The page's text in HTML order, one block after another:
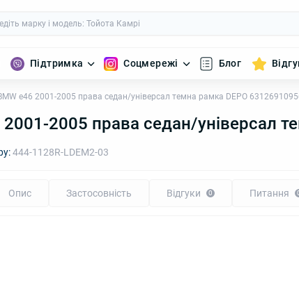
Підтримка Соцмережі Блог
e46 2001-2005 права седан/універсал темна рамка DEPO
2005 права седан/універсал
444-1128R-LDEM2-03
Опис Застосовність Відгуки 0 Питання